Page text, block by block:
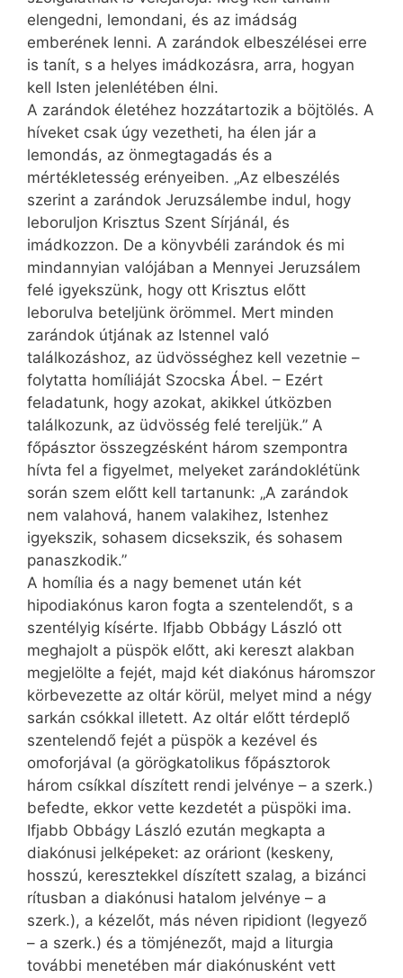
elengedni, lemondani, és az imádság
emberének lenni. A zarándok elbeszélései erre
is tanít, s a helyes imádkozásra, arra, hogyan
kell Isten jelenlétében élni.
A zarándok életéhez hozzátartozik a böjtölés. A
híveket csak úgy vezetheti, ha élen jár a
lemondás, az önmegtagadás és a
mértékletesség erényeiben. „Az elbeszélés
szerint a zarándok Jeruzsálembe indul, hogy
leboruljon Krisztus Szent Sírjánál, és
imádkozzon. De a könyvbéli zarándok és mi
mindannyian valójában a Mennyei Jeruzsálem
felé igyekszünk, hogy ott Krisztus előtt
leborulva beteljünk örömmel. Mert minden
zarándok útjának az Istennel való
találkozáshoz, az üdvösséghez kell vezetnie –
folytatta homíliáját Szocska Ábel. – Ezért
feladatunk, hogy azokat, akikkel útközben
találkozunk, az üdvösség felé tereljük.” A
főpásztor összegzésként három szempontra
hívta fel a figyelmet, melyeket zarándoklétünk
során szem előtt kell tartanunk: „A zarándok
nem valahová, hanem valakihez, Istenhez
igyekszik, sohasem dicsekszik, és sohasem
panaszkodik.”
A homília és a nagy bemenet után két
hipodiakónus karon fogta a szentelendőt, s a
szentélyig kísérte. Ifjabb Obbágy László ott
meghajolt a püspök előtt, aki kereszt alakban
megjelölte a fejét, majd két diakónus háromszor
körbevezette az oltár körül, melyet mind a négy
sarkán csókkal illetett. Az oltár előtt térdeplő
szentelendő fejét a püspök a kezével és
omoforjával (a görögkatolikus főpásztorok
három csíkkal díszített rendi jelvénye – a szerk.)
befedte, ekkor vette kezdetét a püspöki ima.
Ifjabb Obbágy László ezután megkapta a
diakónusi jelképeket: az oráriont (keskeny,
hosszú, keresztekkel díszített szalag, a bizánci
rítusban a diakónusi hatalom jelvénye – a
szerk.), a kéz­előt, más néven ripidiont (legyező
– a szerk.) és a tömjénezőt, majd a liturgia
további menetében már diakónusként vett